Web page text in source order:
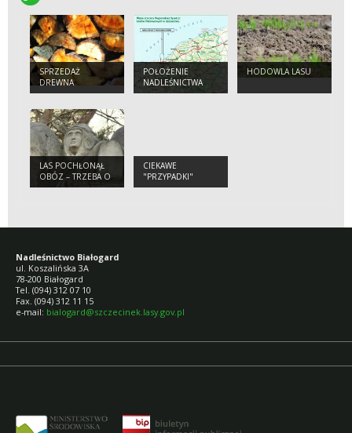
SPRZEDAŻ
DREWNA
POŁOŻENIE
NADLEŚNICTWA
BIAŁOGARD
HODOWLA LASU
LAS POCHŁONĄŁ
OBÓZ – TRZEBA O
TYM PAMIĘTAĆ.
CIEKAWE
"PRZYPADKI"
Nadleśnictwo Białogard
ul. Koszalińska 3A
78-200 Białogard
Tel. (094) 312 07 10
Fax. (094) 312 11 15
e-mail: bialogard@szczecinek.lasy.gov.pl